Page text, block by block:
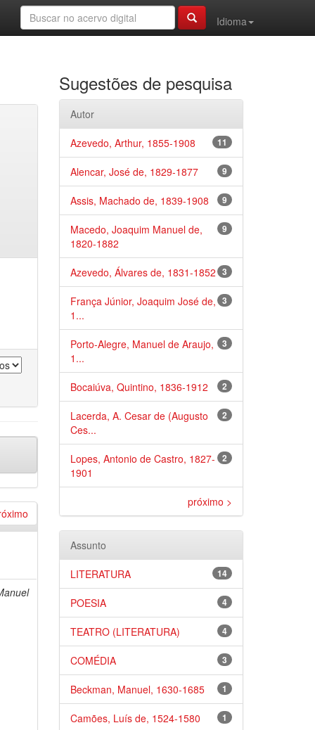
Idioma
Sugestões de pesquisa
Autor
11
Azevedo, Arthur, 1855-1908
9
Alencar, José de, 1829-1877
9
Assis, Machado de, 1839-1908
9
Macedo, Joaquim Manuel de,
1820-1882
3
Azevedo, Álvares de, 1831-1852
3
França Júnior, Joaquim José de,
1...
3
Porto-Alegre, Manuel de Araujo,
1...
2
Bocaiúva, Quintino, 1836-1912
2
Lacerda, A. Cesar de (Augusto
Ces...
2
Lopes, Antonio de Castro, 1827-
1901
próximo >
Assunto
14
LITERATURA
4
POESIA
4
TEATRO (LITERATURA)
3
COMÉDIA
1
Beckman, Manuel, 1630-1685
1
Camões, Luís de, 1524-1580